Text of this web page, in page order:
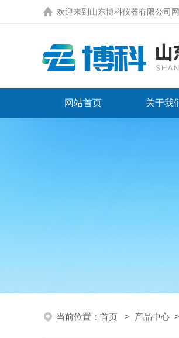
欢迎来到 山东博科仪器有限公司
网站首页 关于我
当前位置： 首页 > 产品中心 >